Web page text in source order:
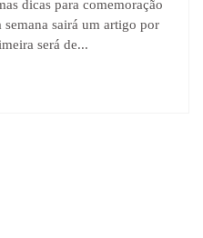
dicas para comemoração
semana sairá um artigo por
será de...